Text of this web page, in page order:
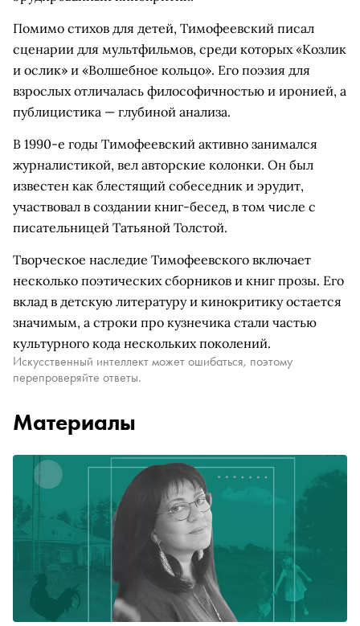
Помимо стихов для детей, Тимофеевский писал
сценарии для мультфильмов, среди которых «Козлик
и ослик» и «Волшебное кольцо». Его поэзия для
взрослых отличалась философичностью и иронией, а
публицистика — глубиной анализа.
В 1990-е годы Тимофеевский активно занимался
журналистикой, вел авторские колонки. Он был
известен как блестящий собеседник и эрудит,
участвовал в создании книг-бесед, в том числе с
писательницей Татьяной Толстой.
Творческое наследие Тимофеевского включает
несколько поэтических сборников и книг прозы. Его
вклад в детскую литературу и кинокритику остается
значимым, а строки про кузнечика стали частью
культурного кода нескольких поколений.
Искусственный интеллект может ошибаться, поэтому
перепроверяйте ответы.
Материалы